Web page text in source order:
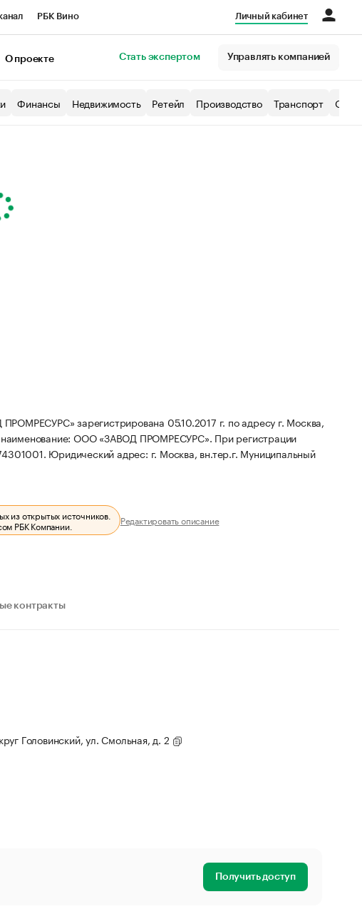
РБК Вино Личный кабинет
О проекте Стать экспертом Управлять компанией
Финансы Недвижимость Ретейл Производство Транспорт
зарегистрирована 05.10.2017 г. по адресу г. Москва,
наименование: ООО «ЗАВОД ПРОМРЕСУРС». При регистрации
Юридический адрес: г. Москва, вн.тер.г. Муниципальный
из открытых источников.
РБК Компании. Редактировать описание
контракты
Головинский, ул. Смольная, д. 2
Получить доступ